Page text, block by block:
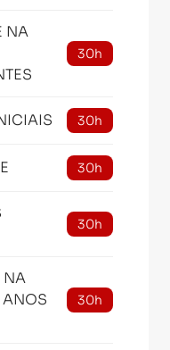
NA
30h
30h
30h
30h
NA
30h